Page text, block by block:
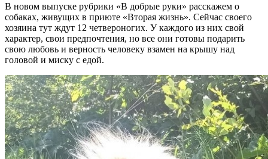
В новом выпуске рубрики «В добрые руки» расскажем о
собаках, живущих в приюте «Вторая жизнь». Сейчас своего
хозяина тут ждут 12 четвероногих. У каждого из них свой
характер, свои предпочтения, но все они готовы подарить
свою любовь и верность человеку взамен на крышу над
головой и миску с едой.